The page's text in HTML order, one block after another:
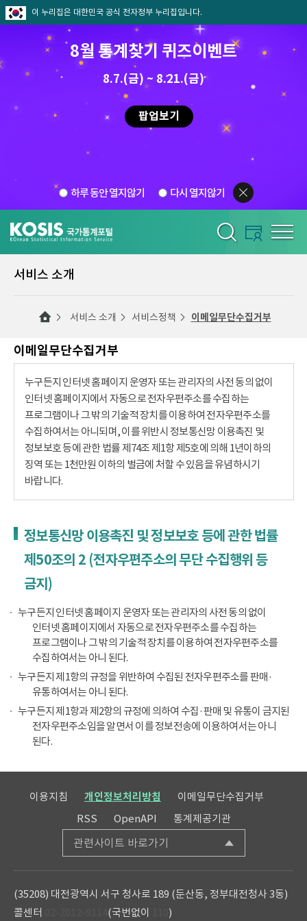
이 누리집은 대한민국 공식 전자정부 누리집입니다.
8월 통계찾기 퀴즈이벤트
8.7.(금) ~ 8.21.(금)
팝업보기
하루 동안 열지않기 다시 열지않기
서비스 소개
서비스 소개 서비스정책 이메일무단수집거부
이메일무단수집거부
누구든지 인터넷 홈페이지 운영자 또는 관리자의 사전 동의 없이
인터넷 홈페이지에서 자동으로 전자우편주소를 수집하는
프로그램이나 그 밖의 기술적 장치를 이용하여 전자우편주소를
수집하여서는 아니되며, 이를 위반시 정보통신망 이용촉진 및
정보보호 등에 관한 법률 제74조 제1항 제5호에 의해 1년이하의
징역 또는 1천만원 이하의 벌금에 처할 수 있음을 유념하시기
바랍니다.
정보통신망 이용촉진 및 정보보호 등에 관한 법률
제50조의 2 (전자우편주소의 무단 수집행위 등
금지)
누구든지 인터넷 홈페이지 운영자 또는 관리자의 사전 동의 없이
인터넷 홈페이지에서 자동으로 전자우편주소를 수집하는
프로그램이나 그 밖의 기술적 장치를 이용하여 전자우편주소를
수집하여서는 아니 된다.
누구든지 제1항의 규정을 위반하여 수집된 전자우편주소를 판매·
유통하여서는 아니 된다.
누구든지 제1항과 제2항의 규정에 의하여 수집·판매 및 유통이 금지된
전자우편주소임을 알면서 이를 정보전송에 이용하여서는 아니
된다.
이용지침 개인정보처리방침
이메일무단수집거부
RSS
OpenAPI 통계제공기관
관련사이트 바로가기
(35208) 대전광역시 서구 청사로 189 (둔산동, 정부대전청사 3동)
콜센터
(국번없이 )